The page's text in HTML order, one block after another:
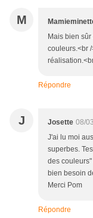
M
Mais bien
couleurs.<br
Répondre
J Josette 08/
J'ai lu moi
superbes.
des
bien besoin
Merci Pom
Répondre